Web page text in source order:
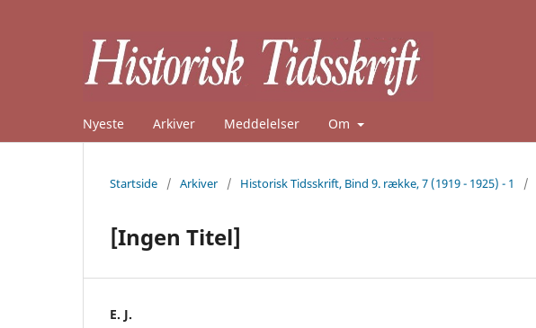
Nyeste Arkiver Meddelelser Om
Startside / Arkiver / Historisk Tidsskrift, Bind 9. række, 7 (1919 - 1925) - 1 /
[Ingen Titel]
E. J.